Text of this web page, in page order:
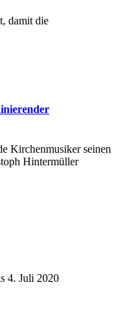
damit die
Kirchenmusiker seinen
Hintermüller
4. Juli 2020